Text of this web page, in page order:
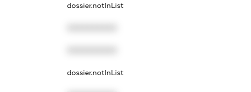
dossier.notInList
dossier.notInList